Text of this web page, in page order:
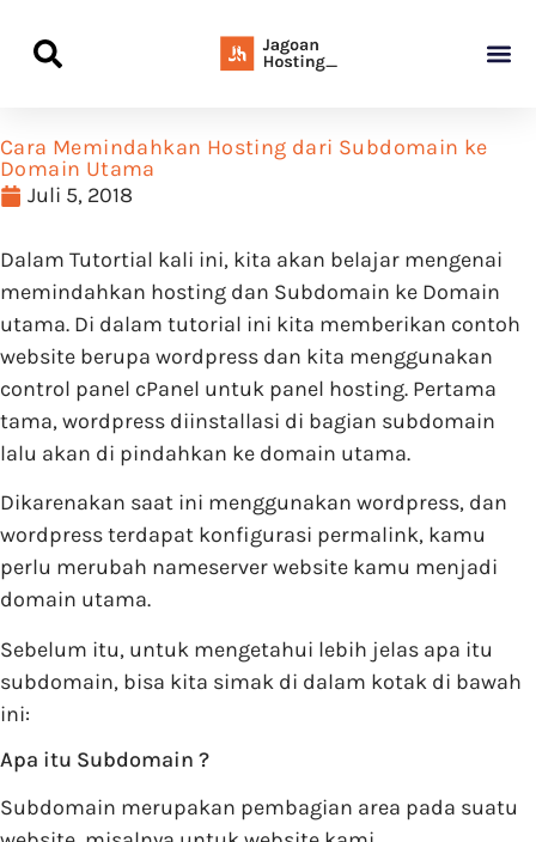
Cara Memindahkan Hosting dari Subdomain ke
Domain Utama
Juli 5, 2018
Dalam Tutortial kali ini, kita akan belajar mengenai
memindahkan hosting dan Subdomain ke Domain
utama. Di dalam tutorial ini kita memberikan contoh
website berupa wordpress dan kita menggunakan
control panel cPanel untuk panel hosting. Pertama
tama, wordpress diinstallasi di bagian subdomain
lalu akan di pindahkan ke domain utama.
Dikarenakan saat ini menggunakan wordpress, dan
wordpress terdapat konfigurasi permalink, kamu
perlu merubah nameserver website kamu menjadi
domain utama.
Sebelum itu, untuk mengetahui lebih jelas apa itu
subdomain, bisa kita simak di dalam kotak di bawah
ini:
Apa itu Subdomain ?
Subdomain merupakan pembagian area pada suatu